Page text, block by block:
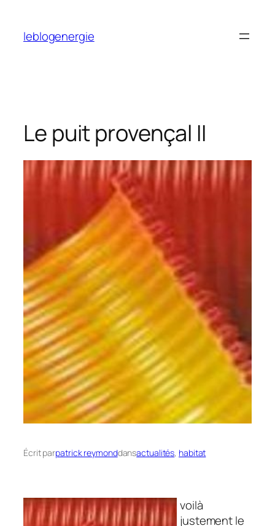
contenu
leblogenergie
Le puit provençal II
Écrit parpatrick reymonddansactualités, habitat
voilà
justement le